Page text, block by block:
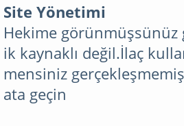
Site Yönetimi
Hekime görünmüşsünüz
ik kaynaklı değil.İlaç
mensiniz
ata geçin